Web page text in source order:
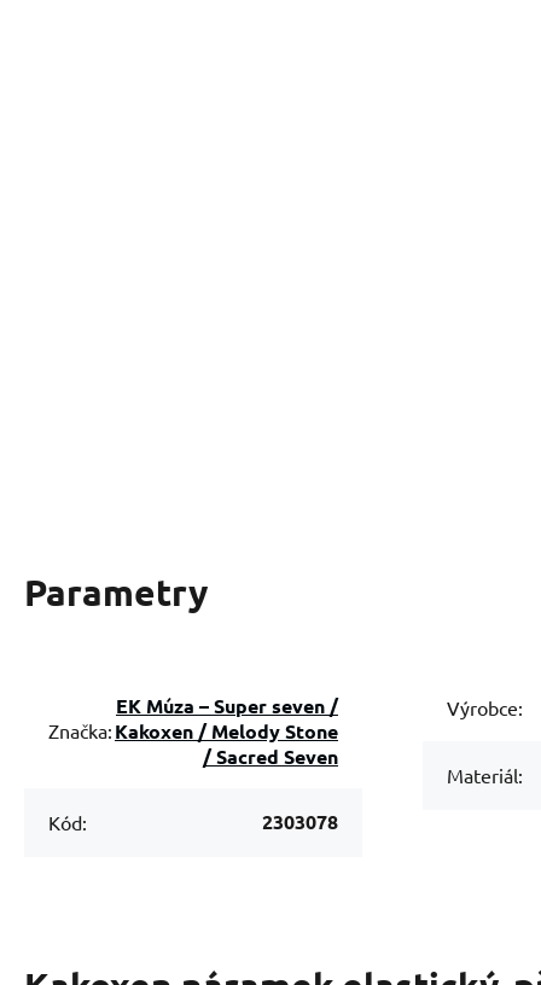
Parametry
Značka:
EK Múza – Super seven /
Kakoxen / Melody Stone
/ Sacred Seven
Kód: 2303078
Výrobce:
Materiál: